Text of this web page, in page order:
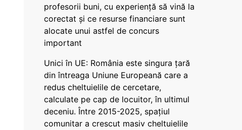
profesorii buni, cu experiență să vină la
corectat și ce resurse financiare sunt
alocate unui astfel de concurs
important
Unici în UE: România este singura țară
din întreaga Uniune Europeană care a
redus cheltuielile de cercetare,
calculate pe cap de locuitor, în ultimul
deceniu. Între 2015-2025, spațiul
comunitar a crescut masiv cheltuielile